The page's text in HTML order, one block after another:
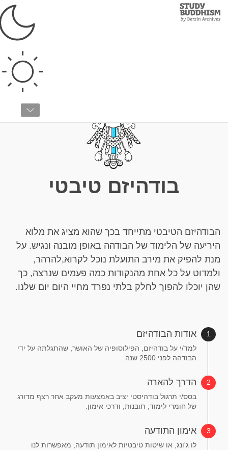
Study
Buddhism
בודהיזם טיבטי
הבודהיזם הטיבטי מתייחד בכך שהוא מציג את מלוא
היריעה של הלימוד של הבודהה באופן מובנה ונגיש. על
מנת להפיק את מירב התועלת נוכל לקרוא,להרהר,
ולמדוט על כל אחת מהנקודות כמה פעמים שנרצה, כך
שהן יוכלו להפוך לחלק בלתי נפרד מחיי היום יום שלנו.
אודות הבודהיזם
למד/י על בודהיזם, הפילוסופיה של האושר, שהתגלתה על ידי
הבודהה לפני 2500 שנה.
הדרך להארה
בסס/י תרגול בודהיסטי יציב באמצעות מעקב אחר רצף מדורג
של חומרי לימוד, תובנות, ודרכי אימון.
אימון התודעה
לו ג'ונג, או שיטות טיבטיות לאימון תודעה, מאפשרות לנו